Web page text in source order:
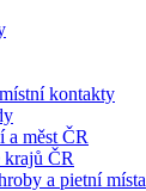
kontakty
a měst ČR
krajů ČR
a pietní místa